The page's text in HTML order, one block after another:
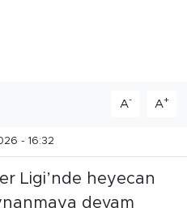
A- A+
- 16:32
Ligi’nde heyecan
devam